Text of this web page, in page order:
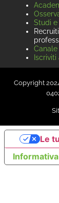
Studi
Canale
Copyright
Le